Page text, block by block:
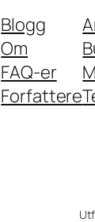
Blogg
Om
FAQ-er
Forfattere